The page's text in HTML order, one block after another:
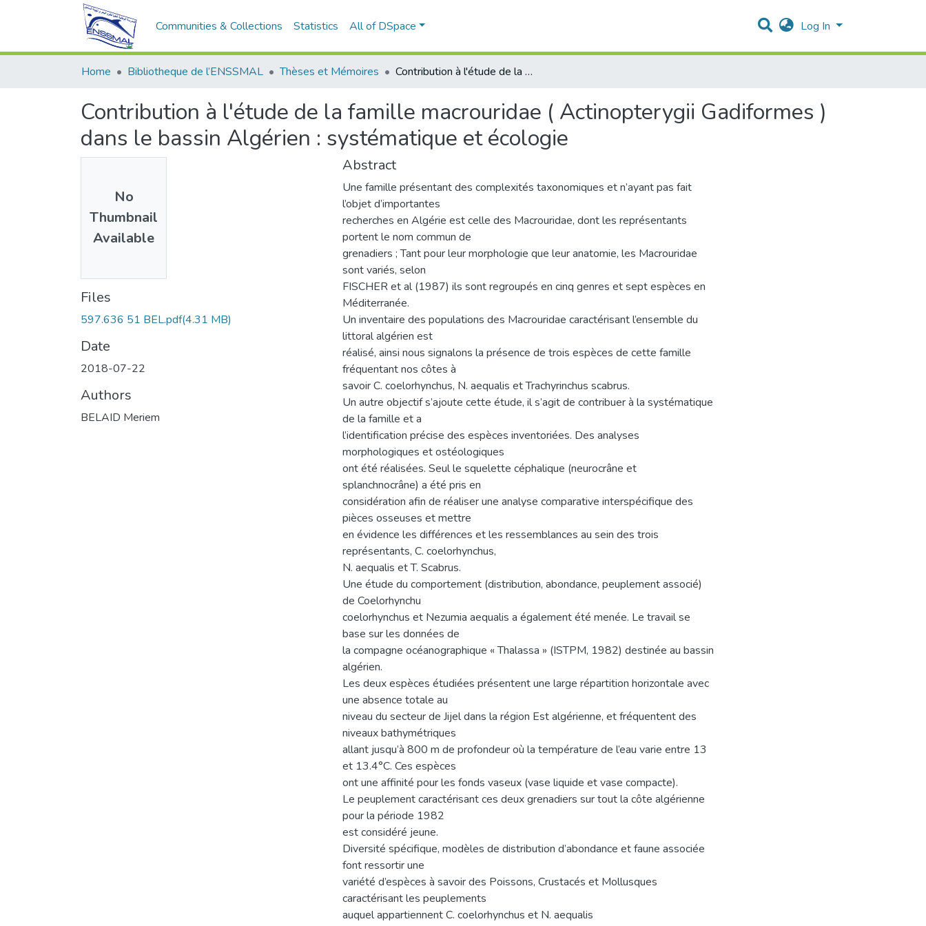
Communities & Collections Statistics All of DSpace Log In
Home Bibliotheque de l’ENSSMAL Thèses et Mémoires Contribution à l'étude de la famille macrouridae ( Actinopterygii Gadiformes ) dans le bassin Algérien : systématique et écologie
Contribution à l'étude de la famille macrouridae ( Actinopterygii Gadiformes )
dans le bassin Algérien : systématique et écologie
No
Thumbnail
Available
Files
597.636 51 BEL.pdf(4.31 MB)
Date
2018-07-22
Authors
BELAID Meriem
Abstract
Une famille présentant des complexités taxonomiques et n’ayant pas fait
l’objet d’importantes
recherches en Algérie est celle des Macrouridae, dont les représentants
portent le nom commun de
grenadiers ; Tant pour leur morphologie que leur anatomie, les Macrouridae
sont variés, selon
FISCHER et al (1987) ils sont regroupés en cinq genres et sept espèces en
Méditerranée.
Un inventaire des populations des Macrouridae caractérisant l’ensemble du
littoral algérien est
réalisé, ainsi nous signalons la présence de trois espèces de cette famille
fréquentant nos côtes à
savoir C. coelorhynchus, N. aequalis et Trachyrinchus scabrus.
Un autre objectif s’ajoute cette étude, il s’agit de contribuer à la systématique
de la famille et a
l’identification précise des espèces inventoriées. Des analyses
morphologiques et ostéologiques
ont été réalisées. Seul le squelette céphalique (neurocrâne et
splanchnocrâne) a été pris en
considération afin de réaliser une analyse comparative interspécifique des
pièces osseuses et mettre
en évidence les différences et les ressemblances au sein des trois
représentants, C. coelorhynchus,
N. aequalis et T. Scabrus.
Une étude du comportement (distribution, abondance, peuplement associé)
de Coelorhynchu
coelorhynchus et Nezumia aequalis a également été menée. Le travail se
base sur les données de
la compagne océanographique « Thalassa » (ISTPM, 1982) destinée au bassin
algérien.
Les deux espèces étudiées présentent une large répartition horizontale avec
une absence totale au
niveau du secteur de Jijel dans la région Est algérienne, et fréquentent des
niveaux bathymétriques
allant jusqu’à 800 m de profondeur où la température de l’eau varie entre 13
et 13.4°C. Ces espèces
ont une affinité pour les fonds vaseux (vase liquide et vase compacte).
Le peuplement caractérisant ces deux grenadiers sur tout la côte algérienne
pour la période 1982
est considéré jeune.
Diversité spécifique, modèles de distribution d’abondance et faune associée
font ressortir une
variété d’espèces à savoir des Poissons, Crustacés et Mollusques
caractérisant les peuplements
auquel appartiennent C. coelorhynchus et N. aequalis